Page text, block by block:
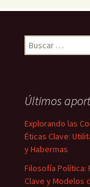
Buscar:
Últimos
Explorando las
Éticas Clave:
y Habermas
Filosofía Política:
Clave y Modelos